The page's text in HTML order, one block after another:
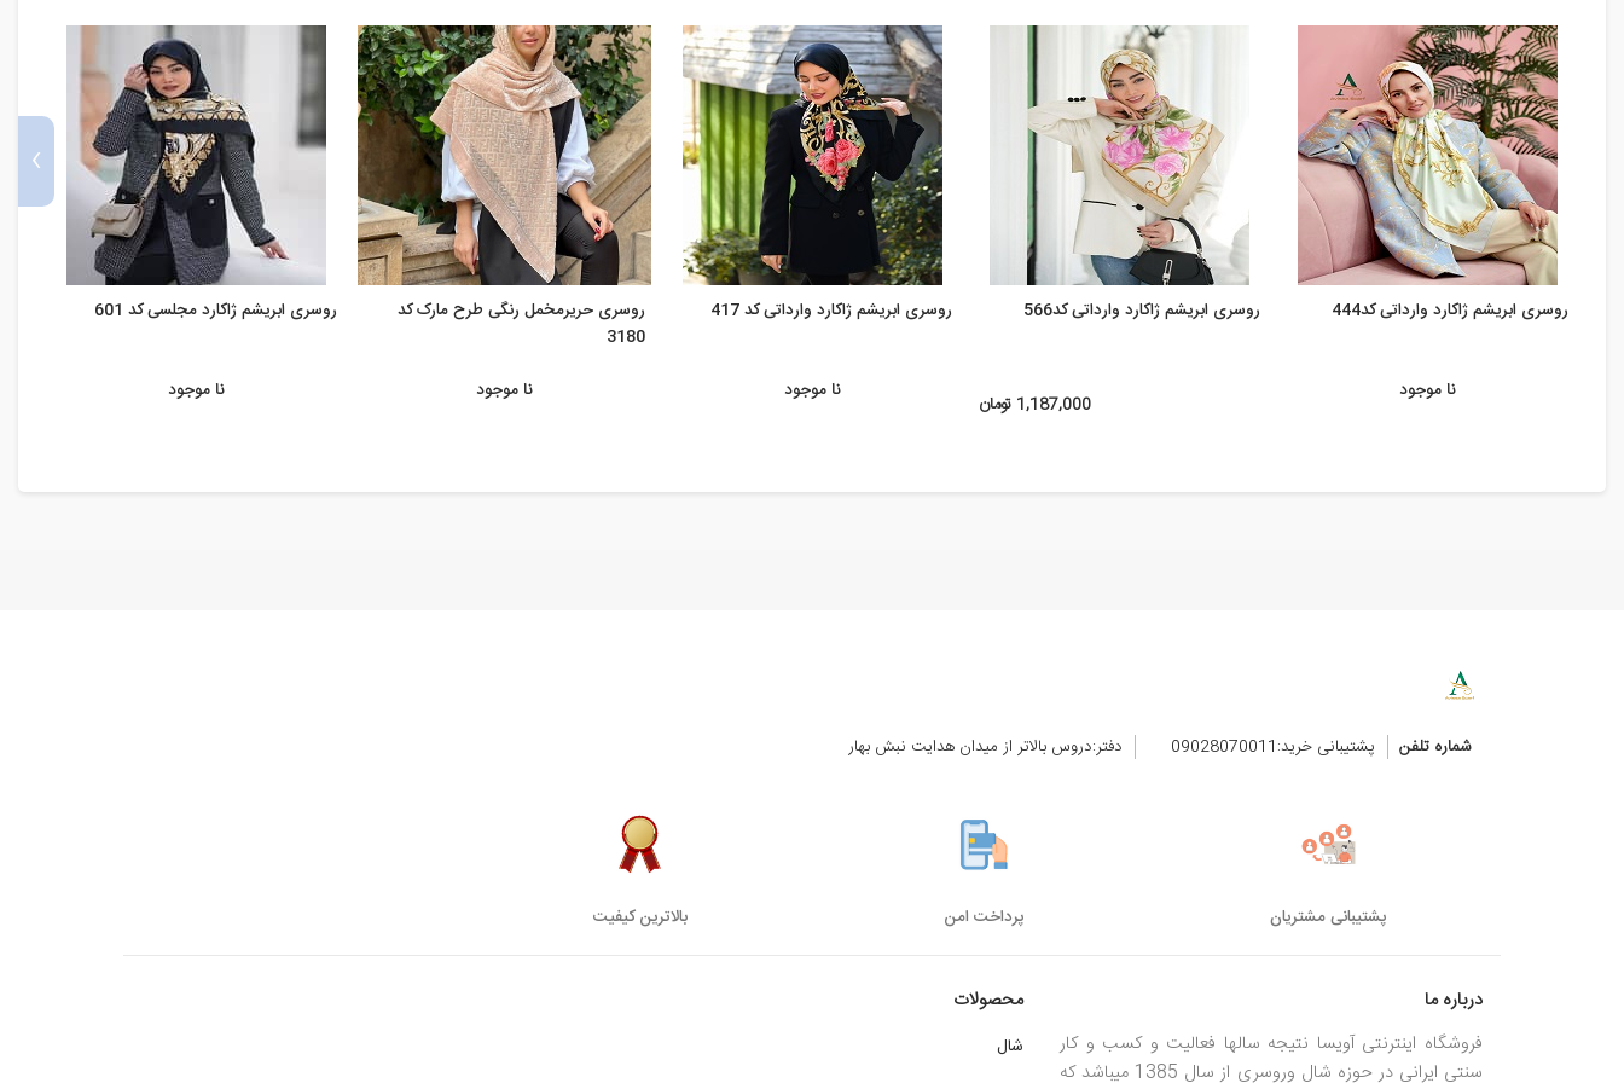
روسری ابریشم ژاکارد وارداتی کد444
نا موجود
روسری ابریشم ژاکارد وارداتی کد566
1,187,000 تومان
روسری ابریشم ژاکارد وارداتی کد 417
نا موجود
روسری حریرمخمل رنگی طرح مارک کد
3180
نا موجود
روسری ابریشم ژاکارد مجلسی کد 601
نا موجود
›
شماره تلفن پشتیبانی خرید:09028070011 دفتر:دروس بالاتر از میدان هدایت نبش بهار
پشتیبانی مشتریان پرداخت امن بالاترین کیفیت
درباره ما
فروشگاه اینترنتی آویسا نتیجه سالها فعالیت و کسب و کار
سنتی ایرانی در حوزه شال وروسری از سال 1385 میباشد که
محصولات
شال